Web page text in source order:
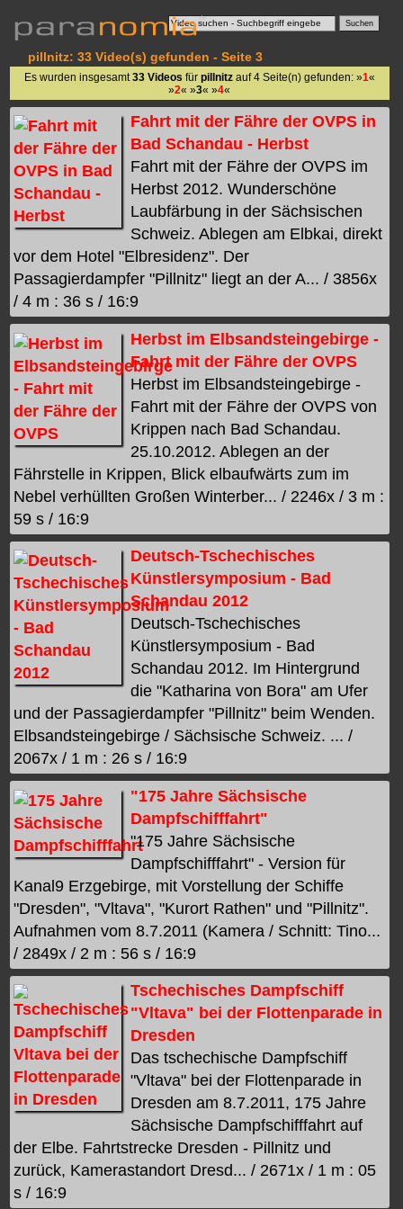
pillnitz: 33 Video(s) gefunden - Seite 3
Es wurden insgesamt 33 Videos für pillnitzauf 4 Seite(n) gefunden: »1«
»2« »3« »4«
Fahrt mit der Fähre der OVPS in
Bad Schandau - Herbst
Fahrt mit der Fähre der OVPS im
Herbst 2012. Wunderschöne
Laubfärbung in der Sächsischen
Schweiz. Ablegen am Elbkai, direkt
vor dem Hotel "Elbresidenz". Der
Passagierdampfer "Pillnitz" liegt an der A... / 3856x
/ 4 m : 36 s / 16:9
Herbst im Elbsandsteingebirge -
Fahrt mit der Fähre der OVPS
Herbst im Elbsandsteingebirge -
Fahrt mit der Fähre der OVPS von
Krippen nach Bad Schandau.
25.10.2012. Ablegen an der
Fährstelle in Krippen, Blick elbaufwärts zum im
Nebel verhüllten Großen Winterber... / 2246x / 3 m :
59 s / 16:9
Deutsch-Tschechisches
Künstlersymposium - Bad
Schandau 2012
Deutsch-Tschechisches
Künstlersymposium - Bad
Schandau 2012. Im Hintergrund
die "Katharina von Bora" am Ufer
und der Passagierdampfer "Pillnitz" beim Wenden.
Elbsandsteingebirge / Sächsische Schweiz. ... /
2067x / 1 m : 26 s / 16:9
"175 Jahre Sächsische
Dampfschifffahrt"
"175 Jahre Sächsische
Dampfschifffahrt" - Version für
Kanal9 Erzgebirge, mit Vorstellung der Schiffe
"Dresden", "Vltava", "Kurort Rathen" und "Pillnitz".
Aufnahmen vom 8.7.2011 (Kamera / Schnitt: Tino...
/ 2849x / 2 m : 56 s / 16:9
Tschechisches Dampfschiff
"Vltava" bei der Flottenparade in
Dresden
Das tschechische Dampfschiff
"Vltava" bei der Flottenparade in
Dresden am 8.7.2011, 175 Jahre
Sächsische Dampfschifffahrt auf
der Elbe. Fahrtstrecke Dresden - Pillnitz und
zurück, Kamerastandort Dresd... / 2671x / 1 m : 05
s / 16:9